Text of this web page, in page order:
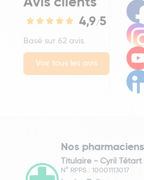
4,9/5
Basé sur 62 avis.
Voir tous les avis
Nos pharmaciens
Titulaire - Cyril Tétart
N° RPPS : 10001113017